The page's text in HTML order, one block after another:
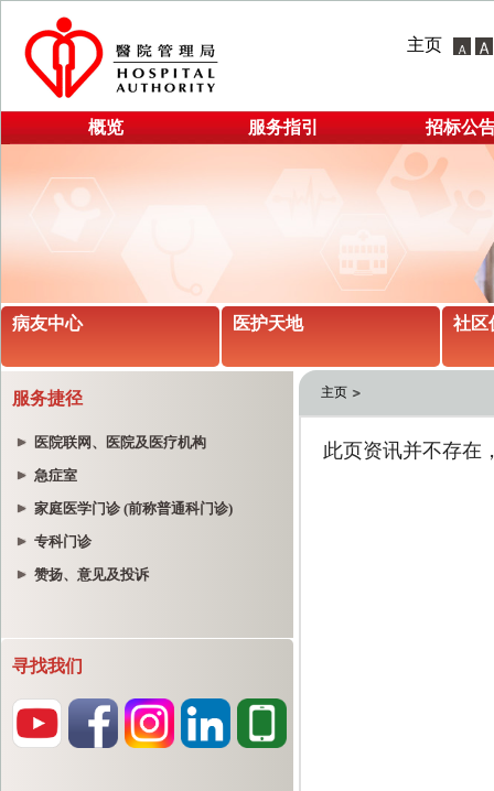
主页
概览 服务指引 招标公
病友中心 医护天地 社区
服务捷径
医院联网、医院及医疗机构
急症室
家庭医学门诊 (前称普通科门诊)
专科门诊
赞扬、意见及投诉
寻找我们
主页